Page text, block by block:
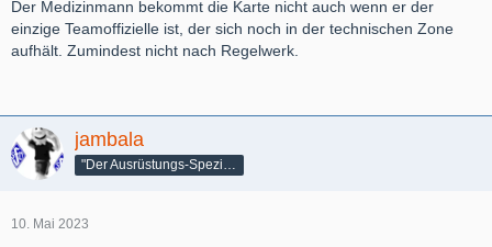
Der Medizinmann bekommt die Karte nicht auch wenn er der
einzige Teamoffizielle ist, der sich noch in der technischen Zone
aufhält. Zumindest nicht nach Regelwerk.
jambala
10. Mai 2023